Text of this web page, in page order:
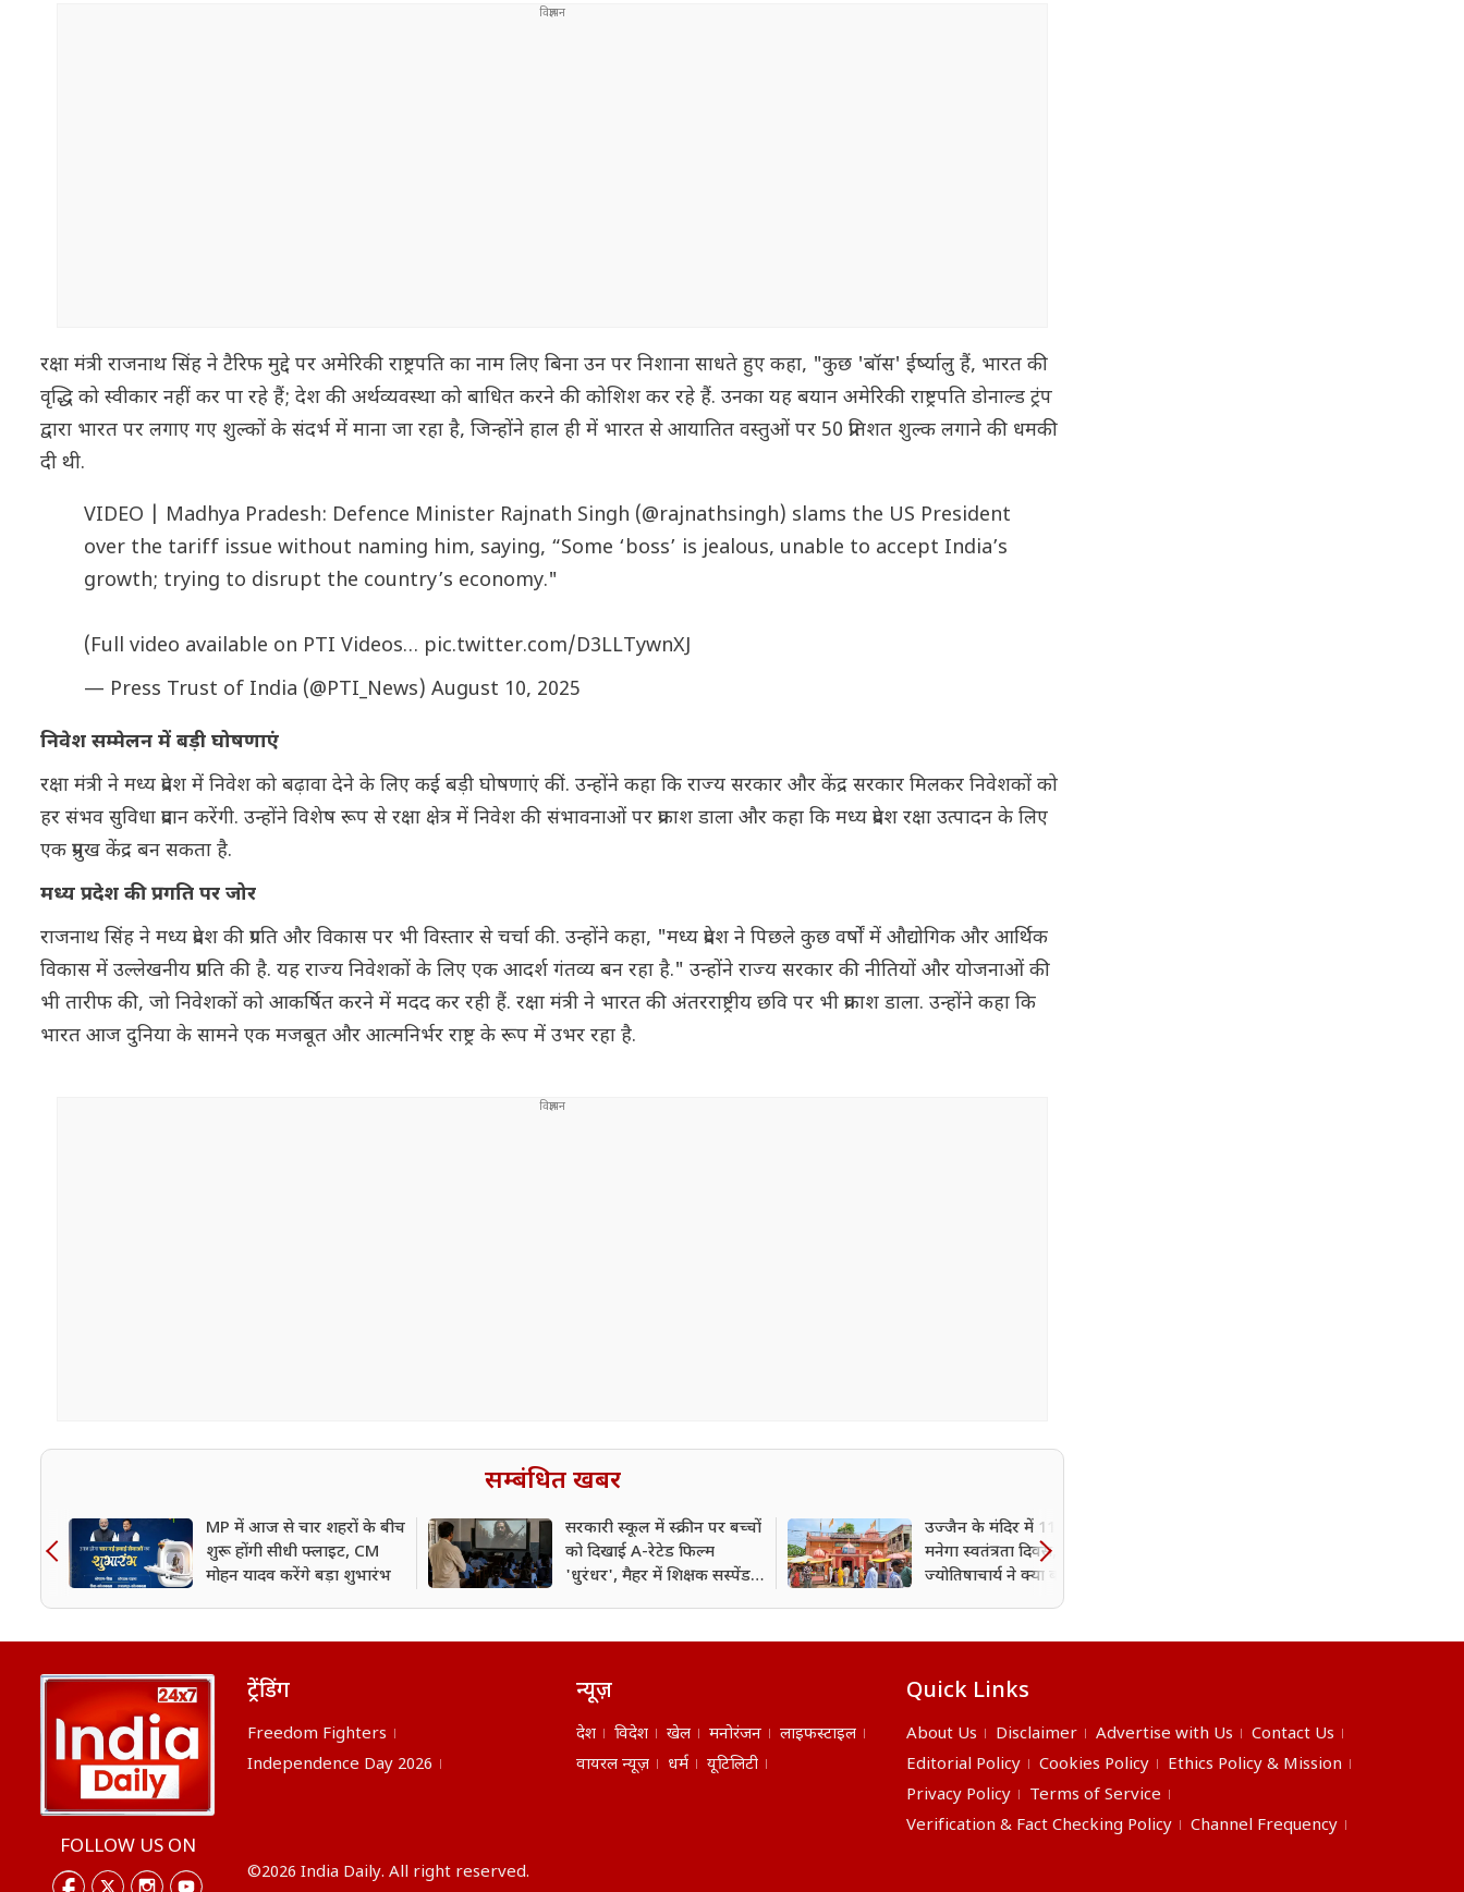
रक्षा मंत्री राजनाथ सिंह ने टैरिफ मुद्दे पर अमेरिकी राष्ट्रपति का नाम लिए बिना उन पर निशाना साधते हुए कहा, "कुछ 'बॉस' ईर्ष्यालु हैं, भारत की
वृद्धि को स्वीकार नहीं कर पा रहे हैं; देश की अर्थव्यवस्था को बाधित करने की कोशिश कर रहे हैं. उनका यह बयान अमेरिकी राष्ट्रपति डोनाल्ड ट्रंप
द्वारा भारत पर लगाए गए शुल्कों के संदर्भ में माना जा रहा है, जिन्होंने हाल ही में भारत से आयातित वस्तुओं पर 50 प्रतिशत शुल्क लगाने की धमकी
दी थी.
VIDEO | Madhya Pradesh: Defence Minister Rajnath Singh (@rajnathsingh) slams the US President
over the tariff issue without naming him, saying, “Some ‘boss’ is jealous, unable to accept India’s
growth; trying to disrupt the country’s economy."
(Full video available on PTI Videos… pic.twitter.com/D3LLTywnXJ
— Press Trust of India (@PTI_News) August 10, 2025
निवेश सम्मेलन में बड़ी घोषणाएं
रक्षा मंत्री ने मध्य प्रदेश में निवेश को बढ़ावा देने के लिए कई बड़ी घोषणाएं कीं. उन्होंने कहा कि राज्य सरकार और केंद्र सरकार मिलकर निवेशकों को
हर संभव सुविधा प्रदान करेंगी. उन्होंने विशेष रूप से रक्षा क्षेत्र में निवेश की संभावनाओं पर प्रकाश डाला और कहा कि मध्य प्रदेश रक्षा उत्पादन के लिए
एक प्रमुख केंद्र बन सकता है.
मध्य प्रदेश की प्रगति पर जोर
राजनाथ सिंह ने मध्य प्रदेश की प्रगति और विकास पर भी विस्तार से चर्चा की. उन्होंने कहा, "मध्य प्रदेश ने पिछले कुछ वर्षों में औद्योगिक और आर्थिक
विकास में उल्लेखनीय प्रगति की है. यह राज्य निवेशकों के लिए एक आदर्श गंतव्य बन रहा है." उन्होंने राज्य सरकार की नीतियों और योजनाओं की
भी तारीफ की, जो निवेशकों को आकर्षित करने में मदद कर रही हैं. रक्षा मंत्री ने भारत की अंतरराष्ट्रीय छवि पर भी प्रकाश डाला. उन्होंने कहा कि
भारत आज दुनिया के सामने एक मजबूत और आत्मनिर्भर राष्ट्र के रूप में उभर रहा है.
सम्बंधित खबर
MP में आज से चार शहरों के बीच
शुरू होंगी सीधी फ्लाइट, CM
मोहन यादव करेंगे बड़ा शुभारंभ
सरकारी स्कूल में स्क्रीन पर बच्चों
को दिखाई A-रेटेड फिल्म
'धुरंधर', मैहर में शिक्षक सस्पेंड;
उज्जैन के मंदिर में 11 अगस्त को
मनेगा स्वतंत्रता दिवस, जानें
ज्योतिषाचार्य ने क्या बताई इसकी
FOLLOW US ON
ट्रेंडिंग
Freedom Fighters
Independence Day 2026
न्यूज़
देश विदेश खेल मनोरंजन
लाइफस्टाइल
वायरल न्यूज़
धर्म यूटिलिटी
Quick Links
About Us Disclaimer Advertise with Us
Contact Us
Editorial Policy
Cookies Policy
Ethics Policy & Mission
Privacy Policy
Terms of Service
Verification & Fact Checking Policy
Channel Frequency
©2026 India Daily. All right reserved.